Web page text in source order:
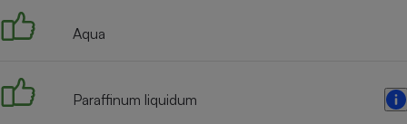
Aqua
Paraffinum liquidum